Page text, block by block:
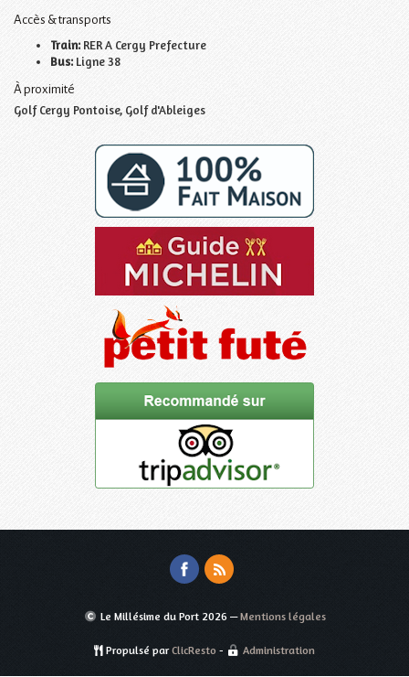
Accès & transports
Train: RER A Cergy Prefecture
Bus: Ligne 38
À proximité
Golf Cergy Pontoise, Golf d'Ableiges
Le Millésime du Port2026 —Mentions légales
Propulsé parClicResto - Administration